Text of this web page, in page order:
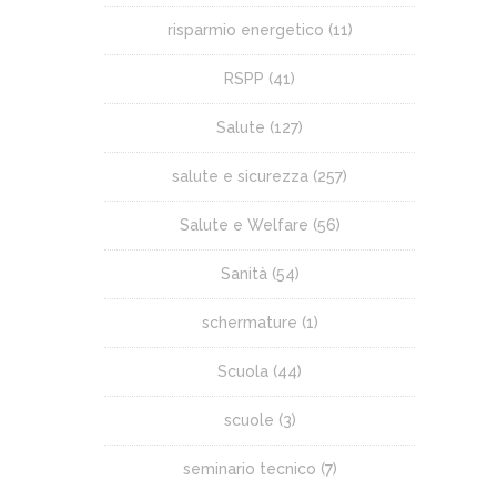
risparmio energetico (11)
RSPP (41)
Salute (127)
salute e sicurezza (257)
Salute e Welfare (56)
Sanità(54)
schermature (1)
Scuola (44)
scuole (3)
seminario tecnico (7)